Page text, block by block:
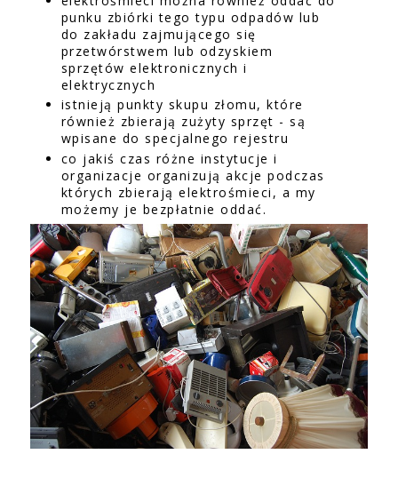
punku zbiórki tego typu odpadów lub
do zakładu zajmującego się
przetwórstwem lub odzyskiem
sprzętów elektronicznych i
elektrycznych
istnieją punkty skupu złomu, które
również zbierają zużyty sprzęt - są
wpisane do specjalnego rejestru
co jakiś czas różne instytucje i
organizacje organizują akcje podczas
których zbierają elektrośmieci, a my
możemy je bezpłatnie oddać.